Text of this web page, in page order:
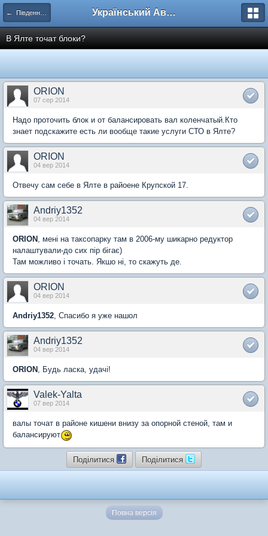
← Південний регіон Український Автоклуб ВАЗ
В Ялте точат блоки?
ORION
07 сер 2014
Надо проточить блок и от балансировать вал коленчатый.Кто
знает подскажите есть ли вообще такие услуги СТО в Ялте?
ORION
04 вер 2014
Отвечу сам себе в Ялте в райоене Крупской 17.
Andriy1352
04 вер 2014
ORION , мені на таксопарку там в 2006-му шикарно редуктор
налаштували-до сих пір бігає)
Там можливо і точать. Якшо ні, то скажуть де.
ORION
04 вер 2014
Andriy1352, Спасибо я уже нашол
Andriy1352
04 вер 2014
ORION , Будь ласка, удачі!
Valek-Yalta
07 вер 2014
валы точат в районе кишени внизу за опорной стеной, там и
балансируют
Поділитися Поділитися
Повна версія